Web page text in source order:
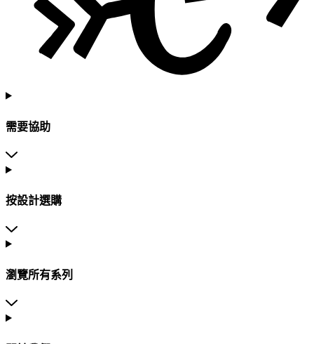
需要協助
按設計選購
瀏覽所有系列